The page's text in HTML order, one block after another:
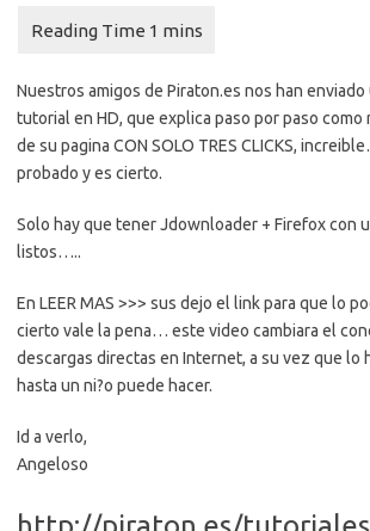
Nuestros amigos de Piraton.es nos han
tutorial en HD, que explica paso por paso como
de su pagina CON SOLO TRES CLICKS,
probado y es cierto.
Solo hay que tener Jdownloader + Firefox con
listos…..
En LEER MAS >>> sus dejo el link para que lo
cierto vale la pena… este video cambiara el
descargas directas en Internet, a su vez que lo
hasta un ni?o puede hacer.
Id a verlo,
Angeloso